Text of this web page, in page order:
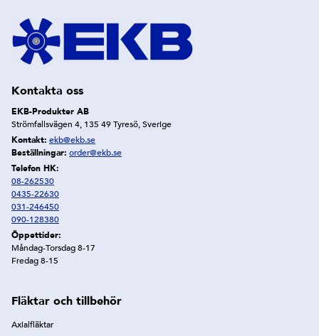
Kontakta oss
EKB-Produkter AB
Strömfallsvägen 4, 135 49 Tyresö, Sverige
Kontakt: ekb@ekb.se
Beställningar: order@ekb.se
Telefon HK:
08-262530
0435-22630
031-246450
090-128380
Öppettider:
Måndag-Torsdag 8-17
Fredag 8-15
Fläktar och tillbehör
Axialfläktar